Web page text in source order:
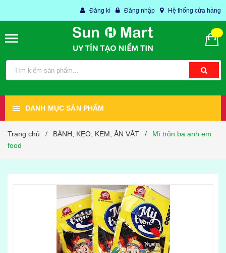
Đăng kí Đăng nhập Hệ thống cửa hàng
DANH MỤC SẢN PHẨM
Trang chủ / BÁNH, KẸO, KEM, ĂN VẶT /
Mì trộn ba anh em
food